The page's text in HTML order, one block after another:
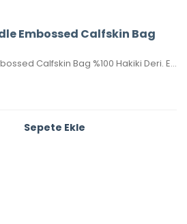
Embossed Calfskin Bag
Christian Dior Saddle Embossed Calfskin Bag %100 Hakiki Deri. Elde, kolda veya omuzda taşımaya uygundur. Yüksek kalite, işçilikli, tamamen birebir üründür.Seri numaralıdır.Ebatı 25x20x6 cm dir. Kutulu, toz torbalı, sertifikalıdır.
Sepete Ekle